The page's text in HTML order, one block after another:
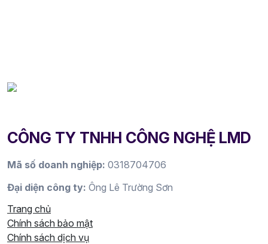
CÔNG TY TNHH CÔNG NGHỆ LMD
Mã số doanh nghiệp: 0318704706
Đại diện công ty: Ông Lê Trường Sơn
Trang chủ
Chính sách bảo mật
Chính sách dịch vụ